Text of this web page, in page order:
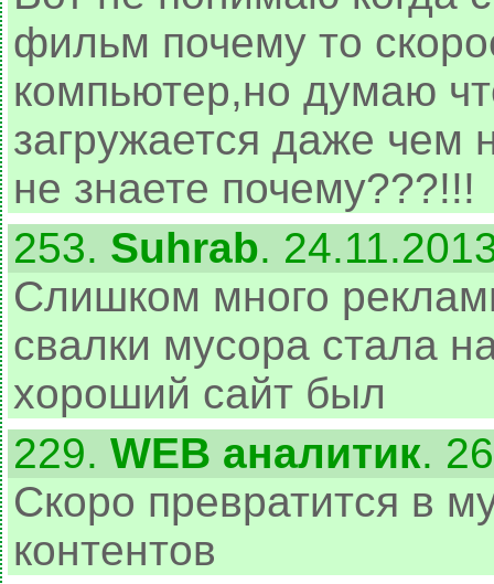
фильм почему то
компьютер,но думаю
загружается даже
не знаете почему???!!!
253. Suhrab.
Слишком много
свалки мусора стала
хороший сайт был
229. WEB аналитик.
Скоро превратится в
контентов